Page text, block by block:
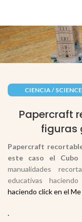
CIENCIA / SCIENCE
Papercraft
figuras
Papercraft
este caso el Cubo
manualidades
educativas
haciendo click en el
.